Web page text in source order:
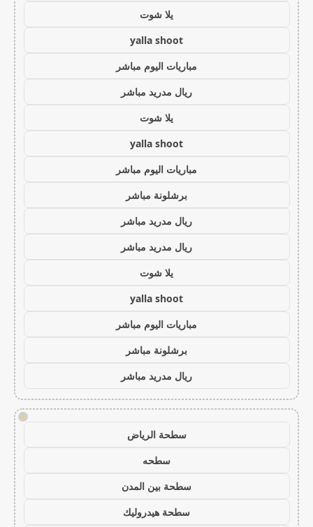
يلا شوت
yalla shoot
مباريات اليوم مباشر
ريال مدريد مباشر
يلا شوت
yalla shoot
مباريات اليوم مباشر
برشلونة مباشر
ريال مدريد مباشر
ريال مدريد مباشر
يلا شوت
yalla shoot
مباريات اليوم مباشر
برشلونة مباشر
ريال مدريد مباشر
!
سطحة الرياض
سطحه
سطحة بين المدن
سطحة هيدروليك